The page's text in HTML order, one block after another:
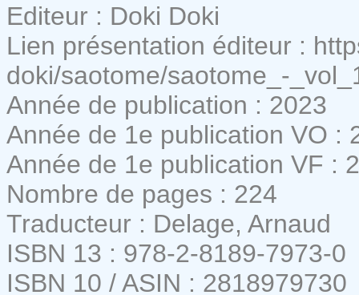
Editeur : Doki Doki
Lien présentation éditeur :
doki/saotome/saotome_-
Année de publication : 2023
Année de 1e publication VO :
Année de 1e publication VF :
Nombre de pages : 224
Traducteur : Delage, Arnaud
ISBN 13 : 978-2-8189-7973-0
ISBN 10 / ASIN : 2818979730